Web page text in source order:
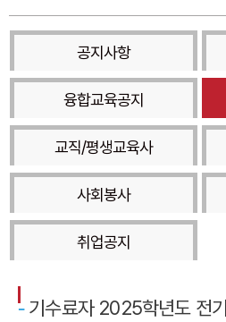
공지사항
융합교육공지
교직/평생교육사
사회봉사
취업공지
기수료자 2025학년도 전